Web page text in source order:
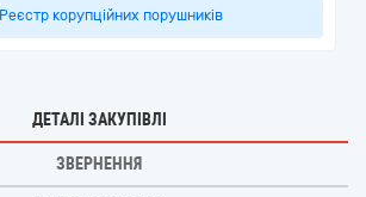
Реєстр корупційних порушників
ДЕТАЛІ ЗАКУПІВЛІ
ЗВЕРНЕННЯ